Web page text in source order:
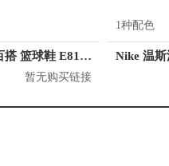
匹克 耐磨百搭 篮球鞋 E8171A
暂无购买链接
1种配色